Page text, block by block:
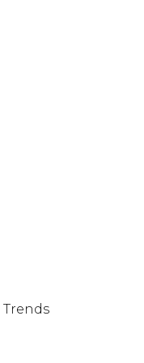
Trends